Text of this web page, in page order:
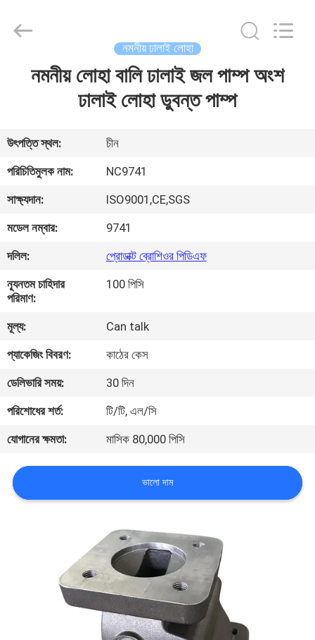
ভিডিও
আমাদের
সম্বন্ধে
কারখানা
পরিদর্শন
গুণমান
নিয়ন্ত্রণ
আমাদের
সাথে
যোগাযোগ
Foundry
CO.,LTD.
নমনীয় ঢালাই লোহা
নমনীয় লোহা বালি ঢালাই জল পাম্প অংশ
ঢালাই লোহা ডুবন্ত পাম্প
উৎপত্তি স্থল:
চীন
পরিচিতিমুলক নাম:
NC9741
সাক্ষ্যদান:
ISO9001,CE,SGS
মডেল নম্বার:
9741
দলিল:
প্রোডাক্ট ব্রোশিওর পিডিএফ
ন্যূনতম চাহিদার
পরিমাণ:
100 পিসি
মূল্য:
Can talk
প্যাকেজিং বিবরণ:
কাঠের কেস
ডেলিভারি সময়:
30 দিন
পরিশোধের শর্ত:
টি/টি, এল/সি
যোগানের ক্ষমতা:
মাসিক 80,000 পিসি
ভালো দাম